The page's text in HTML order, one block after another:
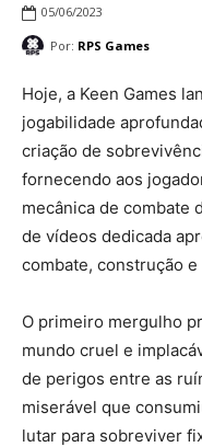
05/06/2023
Por: RPS Games
Hoje, a Keen Games
jogabilidade
criação de
fornecendo aos
mecânica de combate
de vídeos dedicada
combate, construção
O primeiro mergulho
mundo cruel e
de perigos entre as
miserável que
lutar para sobreviver